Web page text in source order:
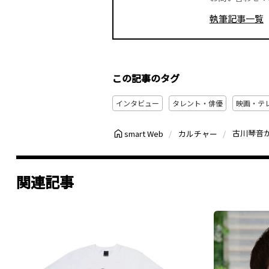
執筆記事一覧
この記事のタグ
インタビュー タレント・俳優 映画・テ
smart Web カルチャー
関連記事